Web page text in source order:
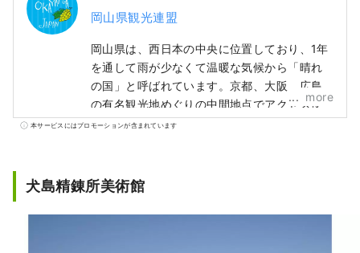
岡山県観光連盟
岡山県は、西日本の中央に位置しており、1年
を通して雨が少なくて温暖な気候から「晴れ
の国」と呼ばれています。京都、大阪、広島
の有名観光地めぐりの中間地点でアクセス便
利！瀬戸大橋を経由して四国に渡る際の玄関
太陽を浴びたフルーツは、甘さ、香り、味と
もに最高品質。 白桃をはじめ、マスカットや
ピオーネなど、旬のフルーツが味わえます！
more
本サービスにはプロモーションが含まれています
犬島精錬所美術館